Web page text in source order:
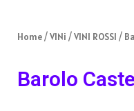
Home/VINi /VINI ROSSI /
Barolo